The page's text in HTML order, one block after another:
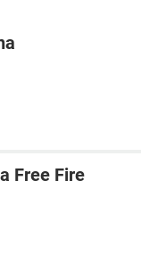
Free Fire